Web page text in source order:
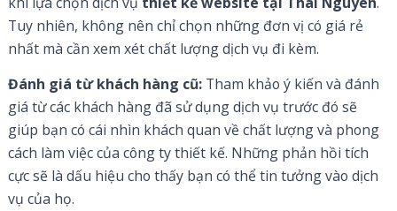
Tuy nhiên, không nên chỉ chọn những đơn vị có giá rẻ
nhất mà cần xem xét chất lượng dịch vụ đi kèm.
Đánh giá từ khách hàng cũ: Tham khảo ý kiến và đánh
giá từ các khách hàng đã sử dụng dịch vụ trước đó sẽ
giúp bạn có cái nhìn khách quan về chất lượng và phong
cách làm việc của công ty thiết kế. Những phản hồi tích
cực sẽ là dấu hiệu cho thấy bạn có thể tin tưởng vào dịch
vụ của họ.